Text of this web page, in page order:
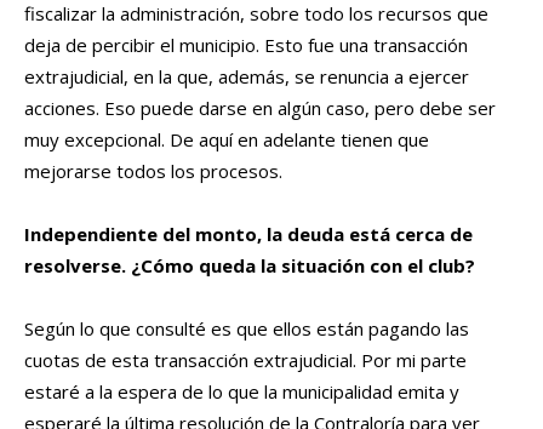
fiscalizar la administración, sobre todo los recursos que
deja de percibir el municipio. Esto fue una transacción
extrajudicial, en la que, además, se renuncia a ejercer
acciones. Eso puede darse en algún caso, pero debe ser
muy excepcional. De aquí en adelante tienen que
mejorarse todos los procesos.
Independiente del monto, la deuda está cerca de
resolverse. ¿Cómo queda la situación con el club?
Según lo que consulté es que ellos están pagando las
cuotas de esta transacción extrajudicial. Por mi parte
estaré a la espera de lo que la municipalidad emita y
esperaré la última resolución de la Contraloría para ver